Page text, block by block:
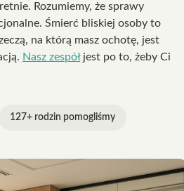
Rozumiemy, że sprawy
Śmierć bliskiej osoby to
na którą masz ochotę, jest
Nasz zespółjest po to, żeby Ci
127+ rodzin pomogliśmy